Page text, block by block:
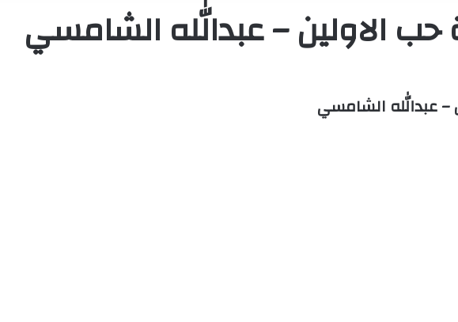
حب الاولين – عبدالله الشامسي
– عبدالله الشامسي